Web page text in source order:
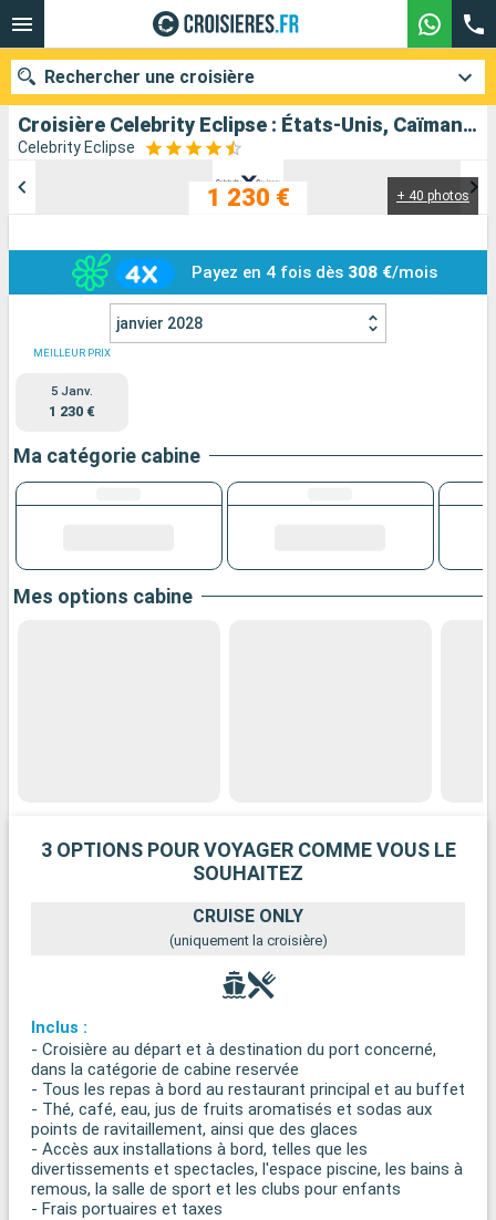
Croisière Celebrity Eclipse : États-Unis, Caïmans (Îles), Aruba, Sainte-Lucie, Porto Rico, République Dominicaine au départ de Fort Lauderdale
Celebrity Eclipse
+ 40 photos
1 230 €
Payez en 4 fois dès 308 €/mois
janvier 2028
MEILLEUR PRIX
5 Janv.
1 230 €
Ma catégorie cabine
Mes options cabine
3 OPTIONS POUR VOYAGER COMME VOUS LE
SOUHAITEZ
CRUISE ONLY
(uniquement la croisière)
Inclus :
- Croisière au départ et à destination du port concerné,
dans la catégorie de cabine reservée
- Tous les repas à bord au restaurant principal et au buffet
- Thé, café, eau, jus de fruits aromatisés et sodas aux
points de ravitaillement, ainsi que des glaces
- Accès aux installations à bord, telles que les
divertissements et spectacles, l'espace piscine, les bains à
remous, la salle de sport et les clubs pour enfants
- Frais portuaires et taxes
Rechercher une croisière
Mois de départ
Ports Compagnies